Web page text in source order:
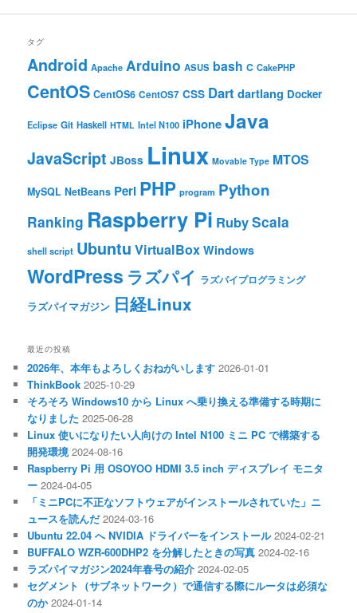
タグ
Android Apache Arduino ASUS bash C CakePHP
CentOS CentOS6 CentOS7 CSS Dart dartlang Docker
Eclipse Git Haskell HTML Intel N100 iPhoneJava
JavaScript JBoss Linux Movable Type MTOS
MySQL NetBeans Perl PHP program Python
Ranking Raspberry Pi RubyScala
shell script Ubuntu VirtualBox Windows
WordPress ラズパイ ラズパイプログラミング
ラズパイマガジン 日経Linux
最近の投稿
2026年、本年もよろしくおねがいします 2026-01-01
ThinkBook 2025-10-29
そろそろ Windows10 から Linux へ乗り換える準備する時期に
なりました 2025-06-28
Linux 使いになりたい人向けの Intel N100 ミニ PC で構築する
開発環境 2024-08-16
Raspberry Pi 用 OSOYOO HDMI 3.5 inch ディスプレイ モニタ
ー 2024-04-05
「ミニPCに不正なソフトウェアがインストールされていた」ニ
ュースを読んだ 2024-03-16
Ubuntu 22.04 へ NVIDIA ドライバーをインストール 2024-02-21
BUFFALO WZR-600DHP2 を分解したときの写真 2024-02-16
ラズパイマガジン2024年春号の紹介 2024-02-05
セグメント（サブネットワーク）で通信する際にルータは必須な
のか 2024-01-14